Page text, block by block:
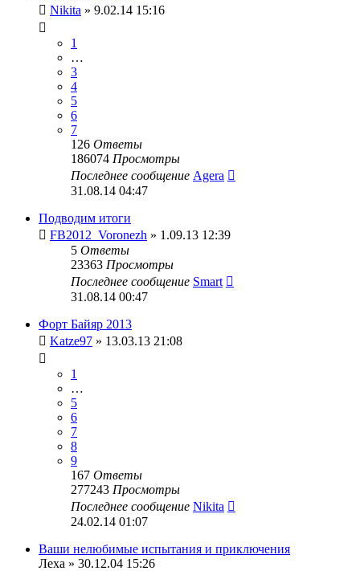
Nikita » 9.02.14 15:16
1
…
3
4
5
6
7
126 Ответы
186074 Просмотры
Последнее сообщение Agera
31.08.14 04:47
Подводим итоги
FB2012_Voronezh » 1.09.13 12:39
5 Ответы
23363 Просмотры
Последнее сообщение Smart
31.08.14 00:47
Форт Байяр 2013
Katze97 » 13.03.13 21:08
1
…
5
6
7
8
9
167 Ответы
277243 Просмотры
Последнее сообщение Nikita
24.02.14 01:07
Ваши нелюбимые испытания и приключения
Леха » 30.12.04 15:26